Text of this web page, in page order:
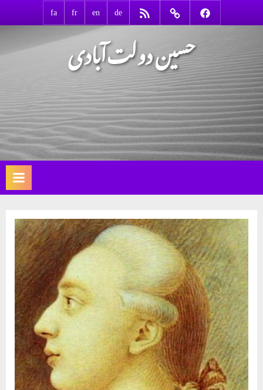
Facebook
Contact
RSS
de
en
fr
fa
حسین دولت‌آبادی